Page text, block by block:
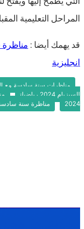
المراحل التعليمية
قد يهمك أيضا :
انجليزية
مناظرات سنة سادسة مع
السيزيام 2024 رياضيات
2024
مناظرة سنة سادسة 2024